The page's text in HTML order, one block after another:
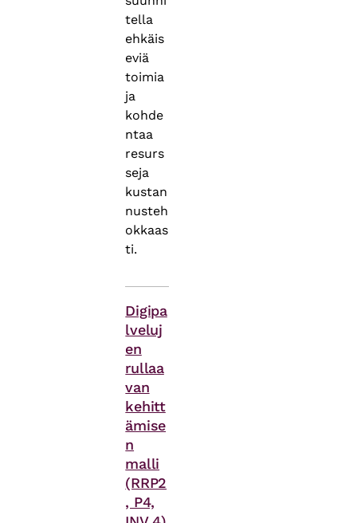
tella
ehkäis
eviä
toimia
ja
kohde
ntaa
resurs
seja
kustan
nusteh
okkaas
ti.
Digipa
lveluj
en
rullaa
van
kehitt
ämise
n
malli
(RRP2
, P4,